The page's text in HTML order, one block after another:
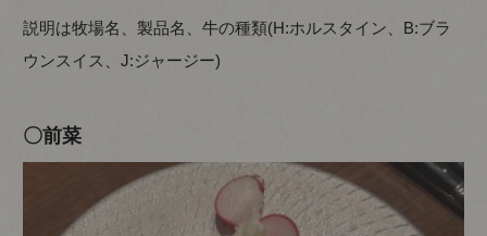
説明は牧場名、製品名、牛の種類(H:ホルスタイン、B:ブラ
ウンスイス、J:ジャージー)
〇前菜